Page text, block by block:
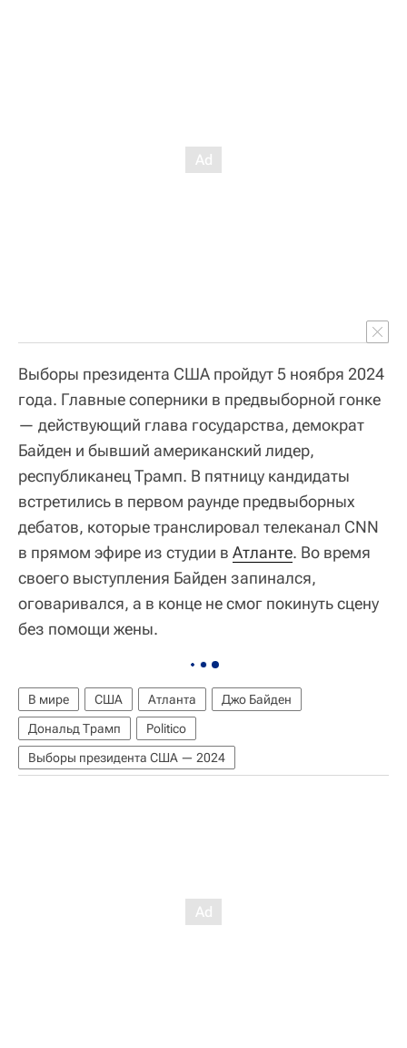
Выборы президента США пройдут 5 ноября 2024
года. Главные соперники в предвыборной гонке
— действующий глава государства, демократ
Байден и бывший американский лидер,
республиканец Трамп. В пятницу кандидаты
встретились в первом раунде предвыборных
дебатов, которые транслировал телеканал CNN
в прямом эфире из студии в Атланте. Во время
своего выступления Байден запинался,
оговаривался, а в конце не смог покинуть сцену
без помощи жены.
В мире США Атланта
Джо Байден
Дональд Трамп
Politico
Выборы президента США — 2024